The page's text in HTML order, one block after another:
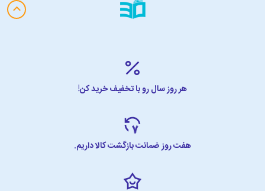
هر روز سال رو با تخفیف خرید کن!
هفت روز ضمانت بازگشت کالا داریم.